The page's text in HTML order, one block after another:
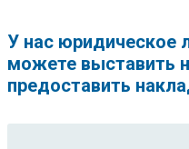
У нас
можете выставить
предоставить